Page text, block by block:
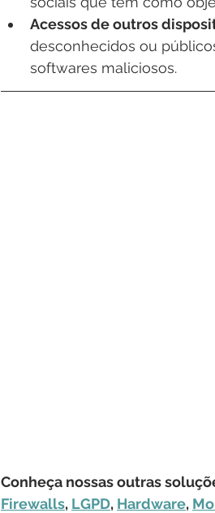
Acessos de outros
desconhecidos ou
softwares maliciosos.
Conheça nossas outras
Firewalls, LGPD, Hardware,